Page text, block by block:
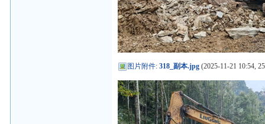
图片附件:318_副本.jpg (2025-11-21 10:54,